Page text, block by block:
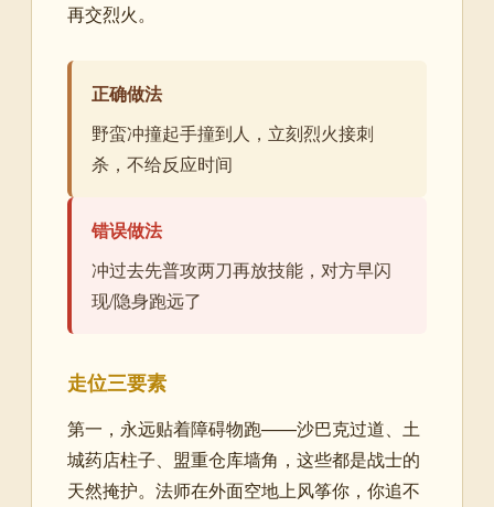
再交烈火。
正确做法
野蛮冲撞起手撞到人，立刻烈火接刺
杀，不给反应时间
错误做法
冲过去先普攻两刀再放技能，对方早闪
现/隐身跑远了
走位三要素
第一，永远贴着障碍物跑——沙巴克过道、土
城药店柱子、盟重仓库墙角，这些都是战士的
天然掩护。法师在外面空地上风筝你，你追不